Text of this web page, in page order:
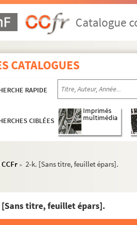
Catalogue
CATALOGUES
RAPIDE
CIBLÉES
Imprimés
multimédia
> 2-k. [Sans titre, feuillet épars].
titre, feuillet épars].
2888 à 2992. Catalogue des manuscrits de